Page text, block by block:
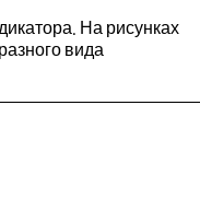
На рисунках
вида